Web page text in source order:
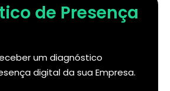
de Presença
um diagnóstico
digital da sua Empresa.